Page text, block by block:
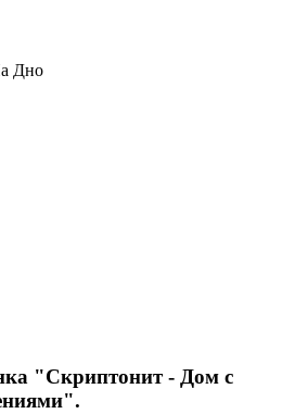
Дно
"Скриптонит - Дом с